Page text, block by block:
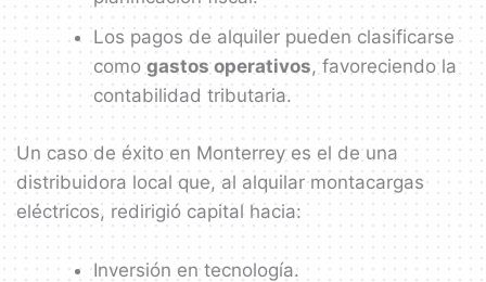
Los pagos de alquiler pueden clasificarse
como gastos operativos, favoreciendo la
contabilidad tributaria.
Un caso de éxito en Monterrey es el de una
distribuidora local que, al alquilar montacargas
eléctricos, redirigió capital hacia:
Inversión en tecnología.